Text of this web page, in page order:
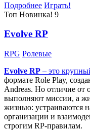
Подробнее Играть!
Топ Новинка! 9
Evolve RP
RPG Ролевые
Evolve RP – это
формате Role Play,
Andreas. Но отличие от
выполняют миссии, а
жизнью: устраиваются
организации и
строгим RP-правилам.